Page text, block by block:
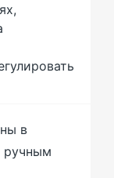
в
ручным